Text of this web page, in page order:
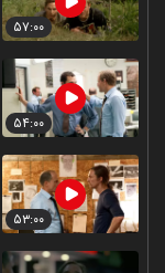
۵۷:۰۰
۵۴:۰۰
۵۳:۰۰